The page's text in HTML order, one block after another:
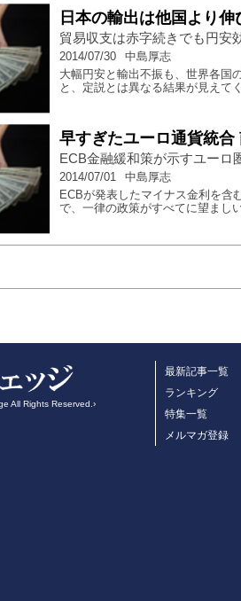
日本の輸出は他国より伸
貿易収支は赤字続きでも円安
2014/07/30
中島厚志
大幅円安と輸出不振も、世界各国
と、定説とは異なる結果が見えてく
早すぎたユーロ通貨統
ECB金融緩和策が示すユーロ
2014/07/01
中島厚志
ECBが発表したマイナス金利を含
で、一律の政策がすべてに望まし
All Rights Reserved.›
最新記事一覧
ランキング
特集一覧
メルマガ登録